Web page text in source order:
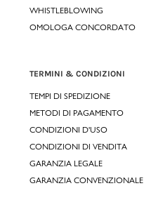
WHISTLEBLOWING
OMOLOGA CONCORDATO
TERMINI & CONDIZIONI
TEMPI DI SPEDIZIONE
METODI DI PAGAMENTO
CONDIZIONI D'USO
CONDIZIONI DI VENDITA
GARANZIA LEGALE
GARANZIA CONVENZIONALE